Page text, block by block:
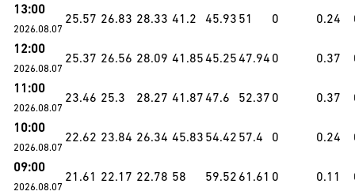
13:00
2026.08.07
25.57 26.83 28.33 41.2 45.93 51 0 0.24
12:00
2026.08.07
25.37 26.56 28.09 41.8545.2547.94 0 0.37
11:00
2026.08.07
23.46 25.3 28.27 41.8747.6 52.37 0 0.37
10:00
2026.08.07
22.62 23.84 26.34 45.83 54.42 57.4 0 0.24
09:00
2026.08.07
21.61 22.17 22.78 58 59.52 61.61 0 0.11